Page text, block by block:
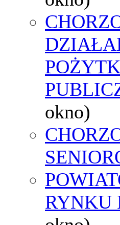
okno)
RYNKU